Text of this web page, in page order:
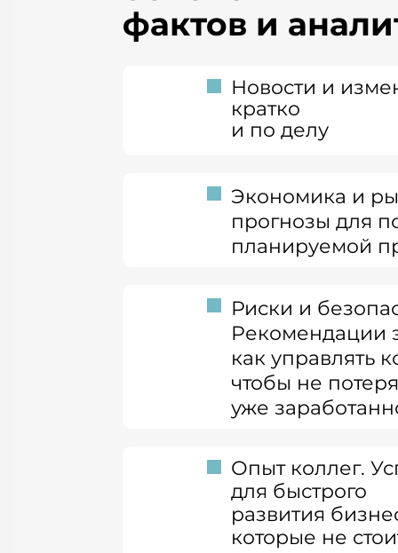
фактов и
Новости и
кратко
и по делу
Экономика и
прогнозы для
планируемой
Риски и
Рекомендации
как управлять
чтобы не
уже
Опыт коллег.
для быстрого
развития
которые не